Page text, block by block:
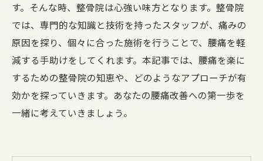
す。そんな時、整骨院は心強い味方となります。整骨院
では、専門的な知識と技術を持ったスタッフが、痛みの
原因を探り、個々に合った施術を行うことで、腰痛を軽
減する手助けをしてくれます。本記事では、腰痛を楽に
するための整骨院の知恵や、どのようなアプローチが有
効かを探っていきます。あなたの腰痛改善への第一歩を
一緒に考えていきましょう。